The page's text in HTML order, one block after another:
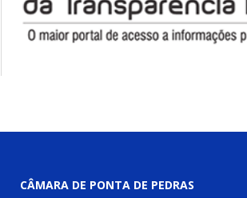
CÂMARA DE PONTA DE PEDRAS